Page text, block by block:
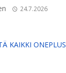
24.7.2026
KAIKKI ONEPLUS